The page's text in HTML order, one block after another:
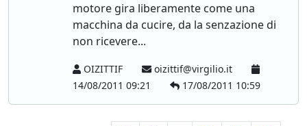
motore gira liberamente come una
macchina da cucire, da la senzazione di
non ricevere...
OIZITTIF
oizittif@virgilio.it
14/08/2011 09:21
17/08/2011 10:59